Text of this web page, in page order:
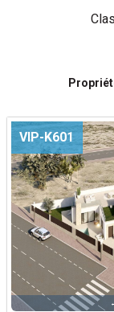
VIP-K601